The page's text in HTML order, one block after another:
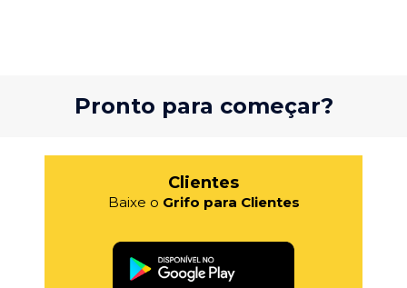
Pronto para começar?
Clientes
Baixe o Grifo para Clientes